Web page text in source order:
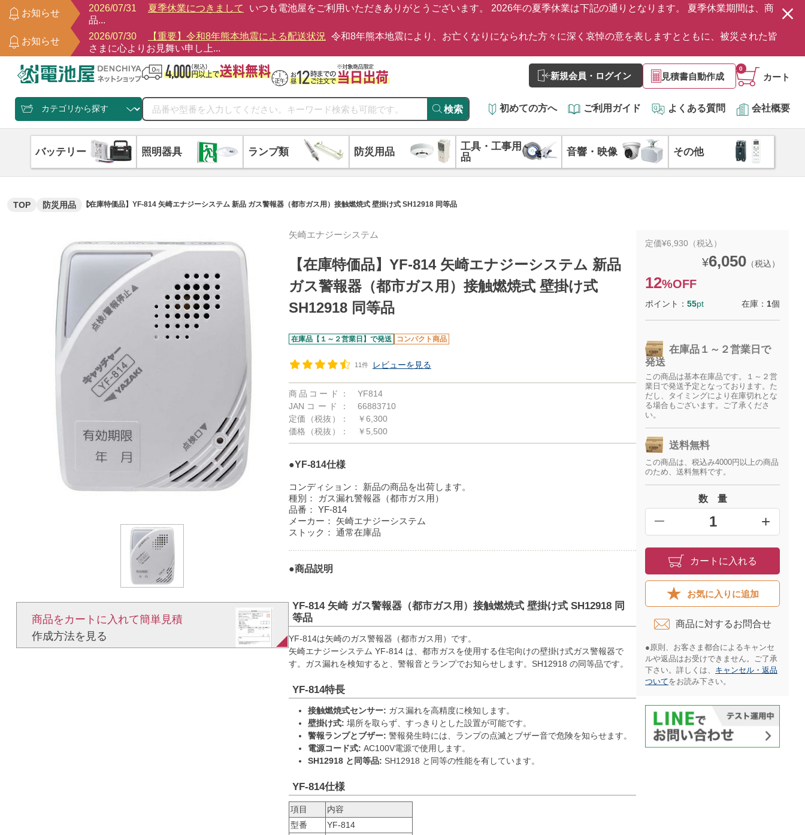
お知らせ
2026/07/31 夏季休業につきまして
いつも電池屋をご利用いただきありがとうございます。 2026年の夏季休業は下記の通りとなります。 夏季休業期間は、商
品...
お知らせ
2026/07/30 【重要】令和8年熊本地震による配送状況 令和8年熊本地震により、お亡くなりになられた方々に深く哀悼の意を表しますとともに、被災された皆
さまに心よりお見舞い申し上...
新規会員・ログイン 見積書自動作成 カート
0
検索 初めての方へ ご利用ガイド よくある質問 会社概要
バッテリー 照明器具 ランプ類 防災用品
工具・工事用
品
音響・映像 その他
TOP 防災用品 【在庫特価品】YF-814 矢崎エナジーシステム 新品 ガス警報器（都市ガス用）接触燃焼式 壁掛け式 SH12918 同等品
商品をカートに入れて簡単見積​
作成方法を見る​​
矢崎エナジーシステム
【在庫特価品】YF-814 矢崎エナジーシステム 新品
ガス警報器（都市ガス用）接触燃焼式 壁掛け式
SH12918 同等品
在庫品【１～２営業日】で発送 コンパクト商品
11件 レビューを見る
商品コード：
YF814
JANコード：
66883710
定価（税抜）：
￥6,300
価格（税抜）：
￥5,500
●YF-814仕様
コンディション：
新品の商品を出荷します。
種別：
ガス漏れ警報器（都市ガス用）
品番： YF-814
メーカー：
矢崎エナジーシステム
ストック： 通常在庫品
●商品説明
YF-814 矢崎 ガス警報器（都市ガス用）接触燃焼式 壁掛け式 SH12918 同
等品
YF-814は矢崎のガス警報器（都市ガス用）です。
矢崎エナジーシステム YF-814 は、都市ガスを使用する住宅向けの壁掛け式ガス警報器で
す。ガス漏れを検知すると、警報音とランプでお知らせします。SH12918 の同等品です。
YF-814特長
接触燃焼式センサー: ガス漏れを高精度に検知します。
壁掛け式: 場所を取らず、すっきりとした設置が可能です。
警報ランプとブザー: 警報発生時には、ランプの点滅とブザー音で危険を知らせます。
電源コード式: AC100V電源で使用します。
SH12918 と同等品: SH12918 と同等の性能を有しています。
YF-814仕様
項目
内容
型番
YF-814
定価¥6,930（税込）
¥6,050 （税込）
12%OFF
ポイント：55pt 在庫： 1個
在庫品１～２営業日で
発送
この商品は基本在庫品です。１～２営
業日で発送予定となっております。た
だし、タイミングにより在庫切れとな
る場合もございます。ご了承くださ
い。
送料無料
この商品は、税込み4000円以上の商品
のため、送料無料です。
数 量
━ +
カートに入れる
お気に入りに追加
商品に対するお問合せ​
●原則、お客さま都合によるキャンセ
ルや返品はお受けできません。ご了承
下さい。詳しくは、 キャンセル・返品
ついてをお読み下さい。​